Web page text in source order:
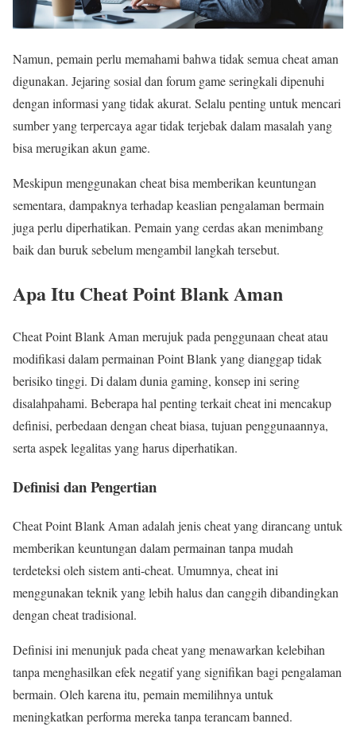
Namun, pemain perlu memahami bahwa tidak semua cheat aman
digunakan. Jejaring sosial dan forum game seringkali dipenuhi
dengan informasi yang tidak akurat. Selalu penting untuk mencari
sumber yang terpercaya agar tidak terjebak dalam masalah yang
bisa merugikan akun game.
Meskipun menggunakan cheat bisa memberikan keuntungan
sementara, dampaknya terhadap keaslian pengalaman bermain
juga perlu diperhatikan. Pemain yang cerdas akan menimbang
baik dan buruk sebelum mengambil langkah tersebut.
Apa Itu Cheat Point Blank Aman
Cheat Point Blank Aman merujuk pada penggunaan cheat atau
modifikasi dalam permainan Point Blank yang dianggap tidak
berisiko tinggi. Di dalam dunia gaming, konsep ini sering
disalahpahami. Beberapa hal penting terkait cheat ini mencakup
definisi, perbedaan dengan cheat biasa, tujuan penggunaannya,
serta aspek legalitas yang harus diperhatikan.
Definisi dan Pengertian
Cheat Point Blank Aman adalah jenis cheat yang dirancang untuk
memberikan keuntungan dalam permainan tanpa mudah
terdeteksi oleh sistem anti-cheat. Umumnya, cheat ini
menggunakan teknik yang lebih halus dan canggih dibandingkan
dengan cheat tradisional.
Definisi ini menunjuk pada cheat yang menawarkan kelebihan
tanpa menghasilkan efek negatif yang signifikan bagi pengalaman
bermain. Oleh karena itu, pemain memilihnya untuk
meningkatkan performa mereka tanpa terancam banned.